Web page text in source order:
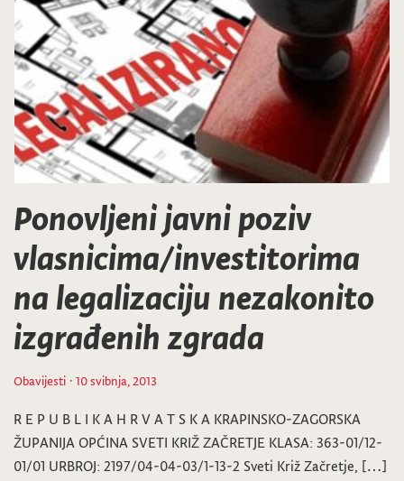
Ponovljeni javni poziv
vlasnicima/investitorima
na legalizaciju nezakonito
izgrađenih zgrada
Obavijesti · 10 svibnja, 2013
R E P U B L I K A H R V A T S K A KRAPINSKO-ZAGORSKA
ŽUPANIJA OPĆINA SVETI KRIŽ ZAČRETJE KLASA: 363-01/12-
01/01 URBROJ: 2197/04-04-03/1-13-2 Sveti Križ Začretje, […]